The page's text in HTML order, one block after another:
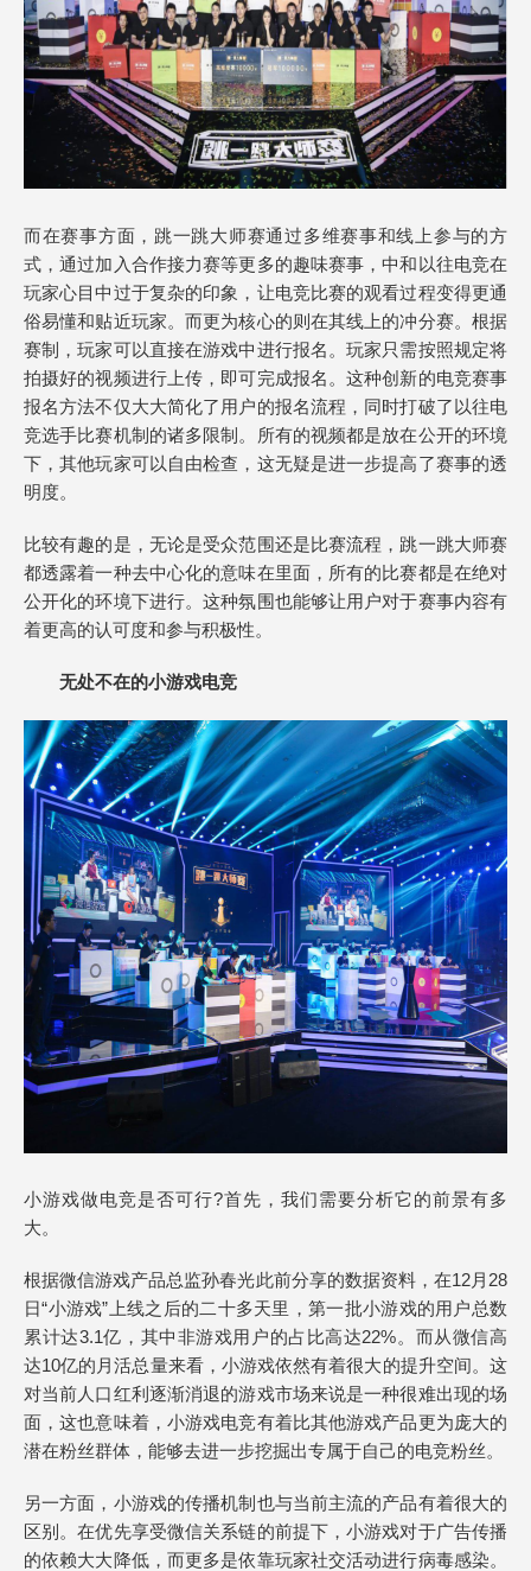
而在赛事方面，跳一跳大师赛通过多维赛事和线上参与的方
式，通过加入合作接力赛等更多的趣味赛事，中和以往电竞在
玩家心目中过于复杂的印象，让电竞比赛的观看过程变得更通
俗易懂和贴近玩家。而更为核心的则在其线上的冲分赛。根据
赛制，玩家可以直接在游戏中进行报名。玩家只需按照规定将
拍摄好的视频进行上传，即可完成报名。这种创新的电竞赛事
报名方法不仅大大简化了用户的报名流程，同时打破了以往电
竞选手比赛机制的诸多限制。所有的视频都是放在公开的环境
下，其他玩家可以自由检查，这无疑是进一步提高了赛事的透
明度。
比较有趣的是，无论是受众范围还是比赛流程，跳一跳大师赛
都透露着一种去中心化的意味在里面，所有的比赛都是在绝对
公开化的环境下进行。这种氛围也能够让用户对于赛事内容有
着更高的认可度和参与积极性。
无处不在的小游戏电竞
小游戏做电竞是否可行?首先，我们需要分析它的前景有多
大。
根据微信游戏产品总监孙春光此前分享的数据资料，在12月28
日“小游戏”上线之后的二十多天里，第一批小游戏的用户总数
累计达3.1亿，其中非游戏用户的占比高达22%。而从微信高
达10亿的月活总量来看，小游戏依然有着很大的提升空间。这
对当前人口红利逐渐消退的游戏市场来说是一种很难出现的场
面，这也意味着，小游戏电竞有着比其他游戏产品更为庞大的
潜在粉丝群体，能够去进一步挖掘出专属于自己的电竞粉丝。
另一方面，小游戏的传播机制也与当前主流的产品有着很大的
区别。在优先享受微信关系链的前提下，小游戏对于广告传播
的依赖大大降低，而更多是依靠玩家社交活动进行病毒感染。